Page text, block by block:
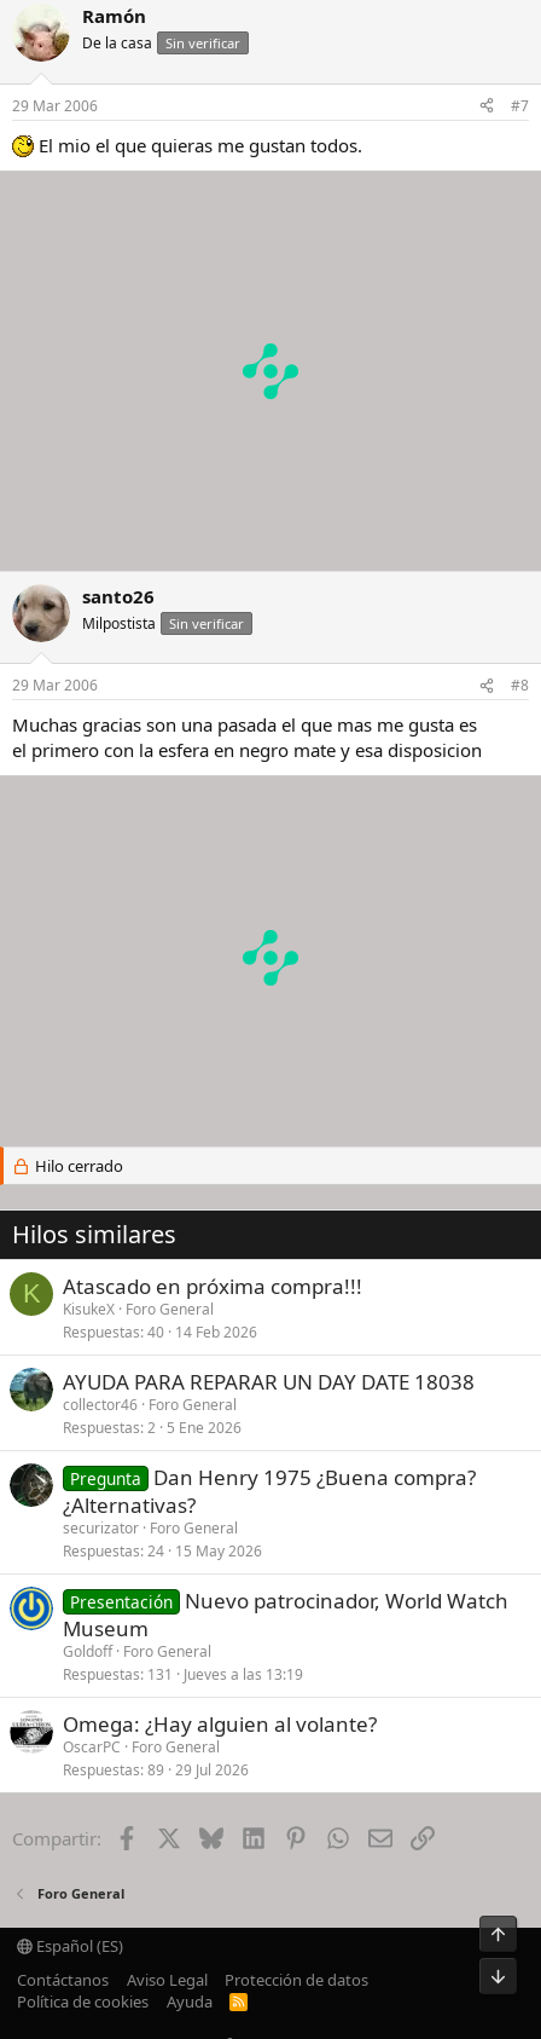
Ramón
De la casa Sin verificar
29 Mar 2006 #7
El mio el que quieras me gustan todos.
santo26
Milpostista Sin verificar
29 Mar 2006 #8
Muchas gracias son una pasada el que mas me gusta es
el primero con la esfera en negro mate y esa disposicion
Hilo cerrado
Hilos similares
K Atascado en próxima compra!!!
KisukeX Foro General
Respuestas 40 14 Feb 2026
AYUDA PARA REPARAR UN DAY DATE 18038
collector46 Foro General
Respuestas 2 5 Ene 2026
Pregunta
Dan Henry 1975 ¿Buena compra?
¿Alternativas?
securizator Foro General
Respuestas 24 15 May 2026
Presentación Nuevo patrocinador, World Watch
Museum
Goldoff Foro General
Respuestas 131 Jueves a las 13:19
Omega: ¿Hay alguien al volante?
OscarPC
Foro General
Respuestas 89 29 Jul 2026
Compartir: Facebook BlueskyLinkedInPinterestWhatsApp
EmailEnlace
Foro General
Español (ES)
Contáctanos
Aviso Legal
Protección de datos
Política de cookies
Ayuda
R